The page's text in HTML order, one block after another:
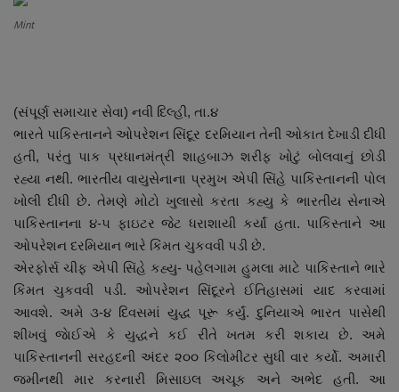
About Author
Dipotsav Special
આંતરરાષ્ટ્રીય
રાષ્ટ્રીય
ગુજરાત
જુનાગઢ
Support US
બજારના સમાચાર
Mint
(સંપૂર્ણ સમાચાર સેવા) નવી દિલ્હી, તા.૪
ભારતે પાકિસ્તાનને ઓપરેશન સિંદૂર દરમિયાન તેની ઓકાત દેખાડી દીધી
હતી, પરંતુ પાક પ્રધાનમંત્રી શાહબાઝ શરીફ ખોટું બોલવાનું છોડી
રહ્યા નથી. ભારતીય વાયુસેનાના પ્રમુખ એપી સિંહે પાકિસ્તાનની પોલ
ખોલી દીધી છે. તેમણે મોટો ખુલાસો કરતા કહ્યુ કે ભારતીય સેનાએ
પાકિસ્તાનના ૪-૫ ફાઇટર જેટ ધરાશાયી કર્યાં હતા. પાકિસ્તાને આ
ઓપરેશન દરમિયાન ભારે કિંમત ચુકવવી પડી છે.
એરફોર્સ ચીફ એપી સિંહે કહ્યુ- પહેલગામ હુમલા માટે પાકિસ્તાને ભારે
કિંમત ચુકવવી પડી. ઓપરેશન સિંદૂરને ઈતિહાસમાં યાદ કરવામાં
આવશે. અમે ૩-૪ દિવસમાં યુદ્ધ પૂરૂ કર્યું. દુનિયાએ ભારત પાસેથી
શીખવું જાેઈએ કે યુદ્ધને કઈ રીતે ખતમ કરી શકાય છે. અમે
પાકિસ્તાનની સરહદની અંદર ૨૦૦ કિલોમીટર સુધી વાર કર્યો. અમારી
જમીનથી માર કરનારી મિસાઇલ અચૂક અને અભેદ હતી. આ